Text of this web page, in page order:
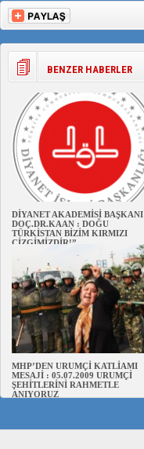
BENZER HABERLER
DİYANET AKADEMİSİ BAŞKANI
DOÇ.DR.KAAN : DOĞU
TÜRKİSTAN BİZİM KIRMIZI
ÇİZGİMİZDİR!”
MHP’DEN URUMÇİ KATLİAMI
MESAJİ : 05.07.2009 URUMÇİ
ŞEHİTLERİNİ RAHMETLE
ANIYORUZ